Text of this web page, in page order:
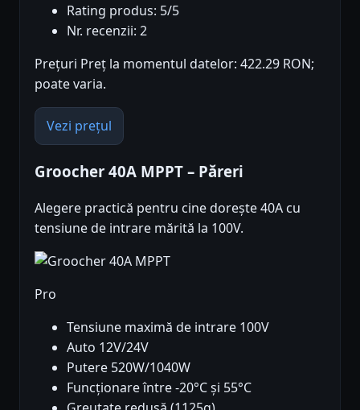
Rating produs: 5/5
Nr. recenzii: 2
Prețuri Preț la momentul datelor: 422.29 RON;
poate varia.
Vezi prețul
Groocher 40A MPPT – Păreri
Alegere practică pentru cine dorește 40A cu
tensiune de intrare mărită la 100V.
Pro
Tensiune maximă de intrare 100V
Auto 12V/24V
Putere 520W/1040W
Funcționare între -20°C și 55°C